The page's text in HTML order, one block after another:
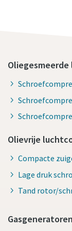
Olievrije
Compacte
Lage druk
Tand rotor/
Gasgeneratoren